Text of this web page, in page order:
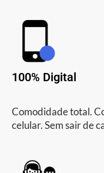
100% Digital
Comodidade total.
celular. Sem sair de